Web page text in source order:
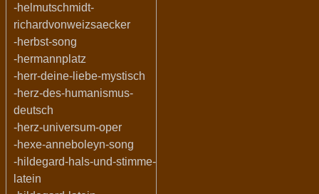
-helmutschmidt-
richardvonweizsaecker
-herbst-song
-hermannplatz
-herr-deine-liebe-mystisch
-herz-des-humanismus-
deutsch
-herz-universum-oper
-hexe-anneboleyn-song
-hildegard-hals-und-stimme-
latein